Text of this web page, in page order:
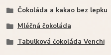
Čokoláda a kakao bez lepku
Mléčná čokoláda
Tabulková čokoláda Venchi